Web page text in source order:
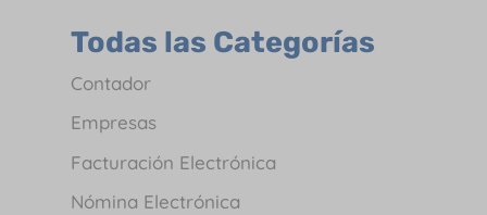
Todas las Categorías
Contador
Empresas
Facturación Electrónica
Nómina Electrónica